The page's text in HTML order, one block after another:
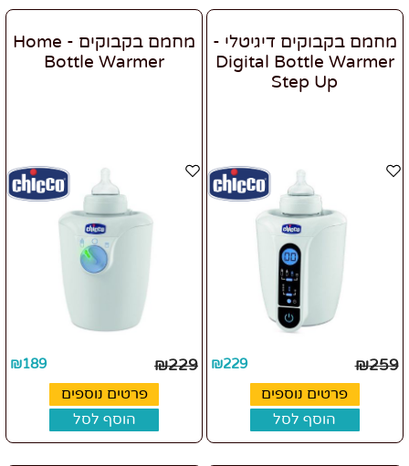
מחמם בקבוקים דיגיטלי -
Digital Bottle Warmer
Step Up
₪259
₪229
פרטים נוספים
הוסף לסל
מחמם בקבוקים - Home
Bottle Warmer
₪229
₪189
פרטים נוספים
הוסף לסל